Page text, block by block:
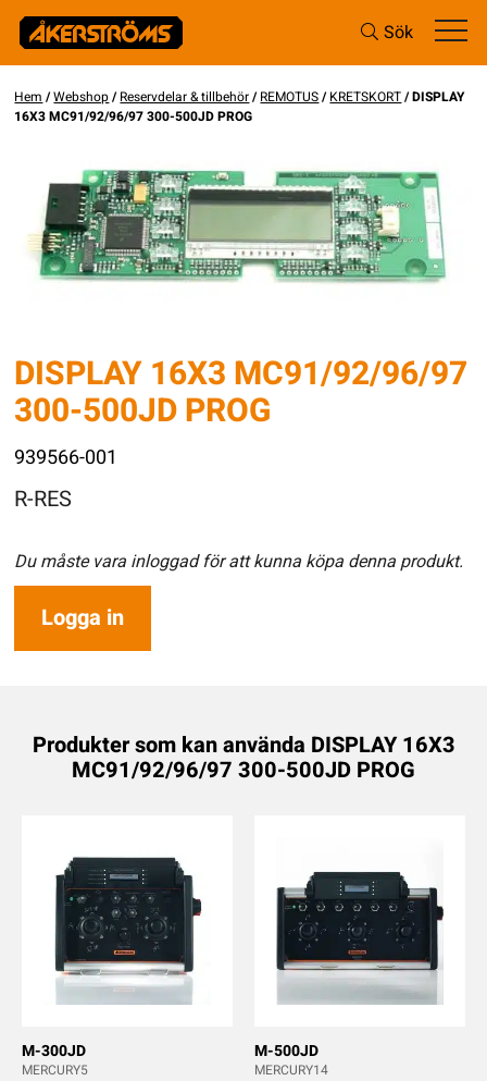
Sök
Hem /Webshop/Reservdelar & tillbehör/REMOTUS/KRETSKORT/ DISPLAY
16X3 MC91/92/96/97 300-500JD PROG
DISPLAY 16X3 MC91/92/96/97
300-500JD PROG
939566-001
R-RES
Du måste vara inloggad för att kunna köpa denna produkt.
Logga in
Produkter som kan använda DISPLAY 16X3
MC91/92/96/97 300-500JD PROG
M-300JD
MERCURY5
M-500JD
MERCURY14